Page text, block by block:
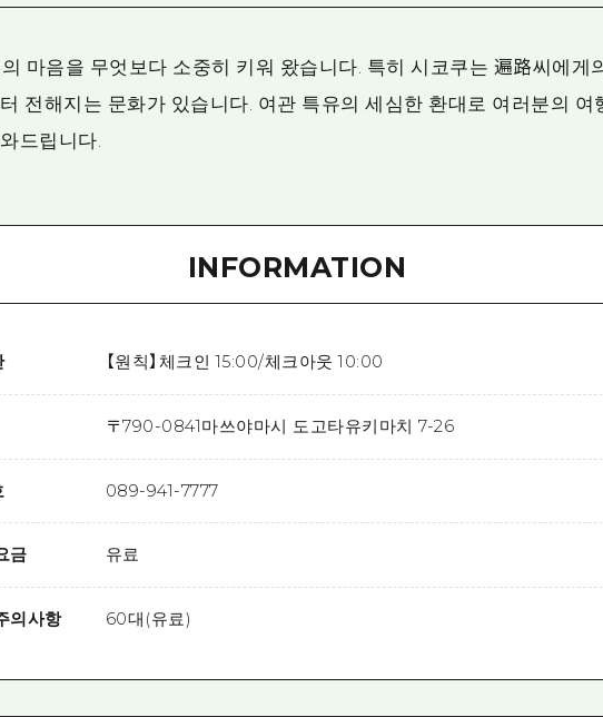
의 마음을 무엇보다 소중히 키워 왔습니다. 특히 시코쿠는 遍路씨에게의
전해지는 문화가 있습니다. 여관 특유의 세심한 환대로 여러분의 여
드립니다.
INFORMATION
【원칙】체크인 15:00/체크아웃 10:00
〒790-0841마쓰야마시 도고타유키마치 7-26
089-941-7777
금 유료
의사항 60대(유료)